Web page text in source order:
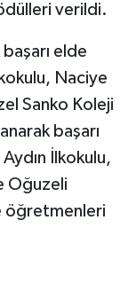
verildi.
elde
Naciye
Sanko Koleji
başarı
İlkokulu,
Oğuzeli
öğretmenleri